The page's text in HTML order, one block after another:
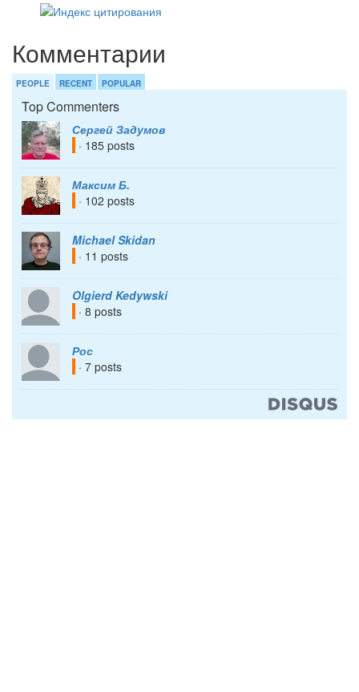
Комментарии
PEOPLE RECENT POPULAR
Top Commenters
Сергей Задумов
· 185 posts
Максим Б.
· 102 posts
Michael Skidan
· 11 posts
Olgierd Kedywski
· 8 posts
Рос
· 7 posts